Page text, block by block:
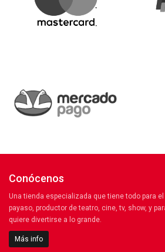
Conócenos
Una tienda especializada que tiene todo para
payaso, productor de teatro, cine, tv, show, y
quiere divertirse a lo grande.
Más info